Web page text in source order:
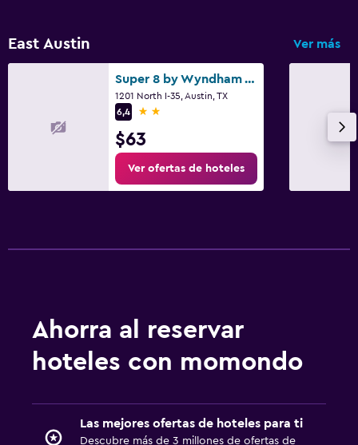
East Austin Ver más
Super 8 by Wyndham Austin Downtown/Capitol Area
1201 North I-35, Austin, TX
6,4
2 estrellas
$63
Ver ofertas de hoteles
Ahorra al reservar
hoteles con momondo
Las mejores ofertas de hoteles para ti
Descubre más de 3 millones de ofertas de